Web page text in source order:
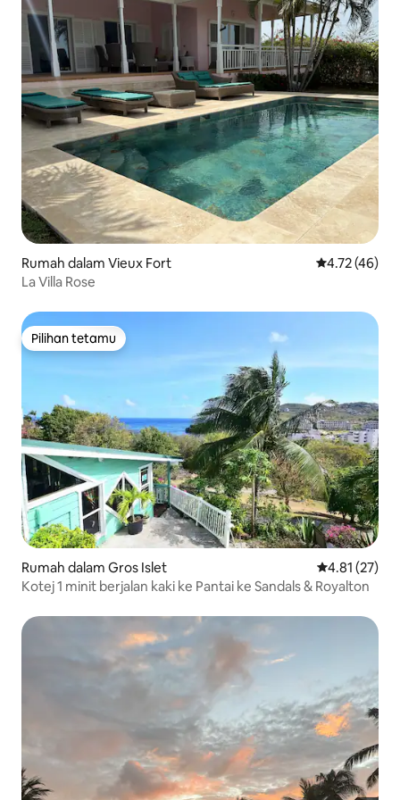
Rumah dalam Vieux Fort Penarafan
4.72 (46)
La Villa Rose
Pilihan tetamu
Pilihan tetamu
Rumah dalam Gros Islet Penarafan
4.81 (27)
Kotej 1 minit berjalan kaki ke Pantai ke Sandals & Royalton